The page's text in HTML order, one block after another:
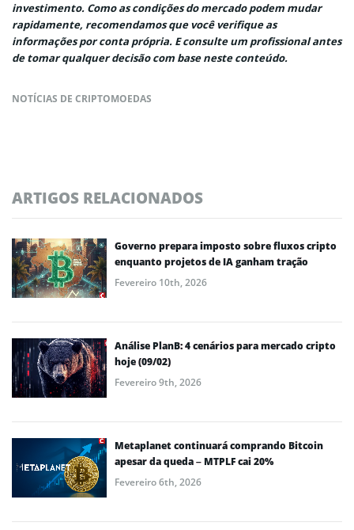
investimento. Como as condições do mercado podem mudar
rapidamente, recomendamos que você verifique as
informações por conta própria. E consulte um profissional antes
de tomar qualquer decisão com base neste conteúdo.
NOTÍCIAS DE CRIPTOMOEDAS
ARTIGOS RELACIONADOS
Governo prepara imposto sobre fluxos cripto
enquanto projetos de IA ganham tração
Fevereiro 10th, 2026
Análise PlanB: 4 cenários para mercado cripto
hoje (09/02)
Fevereiro 9th, 2026
Metaplanet continuará comprando Bitcoin
apesar da queda – MTPLF cai 20%
Fevereiro 6th, 2026